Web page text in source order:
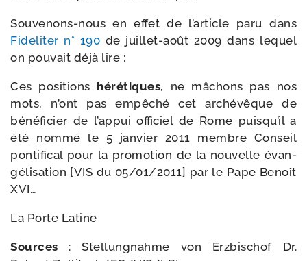
Souvenons-​nous en effet de l’ar­ticle paru dans
Fideliter n° 190 de juillet-​août 2009 dans lequel
on pou­vait déjà lire :
Ces posi­tions héré­tiques, ne mâchons pas nos
mots, n’ont pas empê­ché cet arché­vêque de
béné­fi­cier de l’ap­pui offi­ciel de Rome puis­qu’il a
été nom­mé le 5 jan­vier 2011 membre Conseil
pon­ti­fi­cal pour la pro­mo­tion de la nou­velle évan­
gé­li­sa­tion [VIS du 05/​01/​2011] par le Pape Benoît
XVI…
La Porte Latine
Sources : Stellungnahme von Erzbischof Dr.